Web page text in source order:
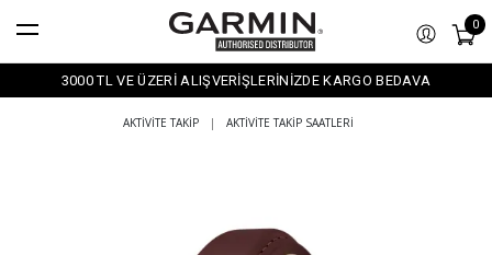
0
3000 TL VE ÜZERİ ALIŞVERİŞLERİNİZDE KARGO BEDAVA
AKTIVITE TAKIP | AKTIVITE TAKIP SAATLERI